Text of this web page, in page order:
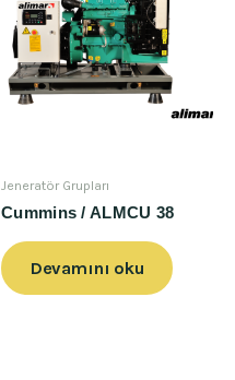
Jeneratör Grupları
Cummins / ALMCU 38
Devamını oku